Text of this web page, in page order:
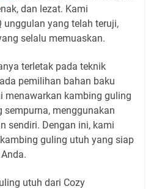
dan lezat. Kami
unggulan yang telah teruji,
selalu memuaskan.
terletak pada teknik
pemilihan bahan baku
menawarkan kambing guling
sempurna, menggunakan
sendiri. Dengan ini, kami
guling utuh yang siap
utuh dari Cozy